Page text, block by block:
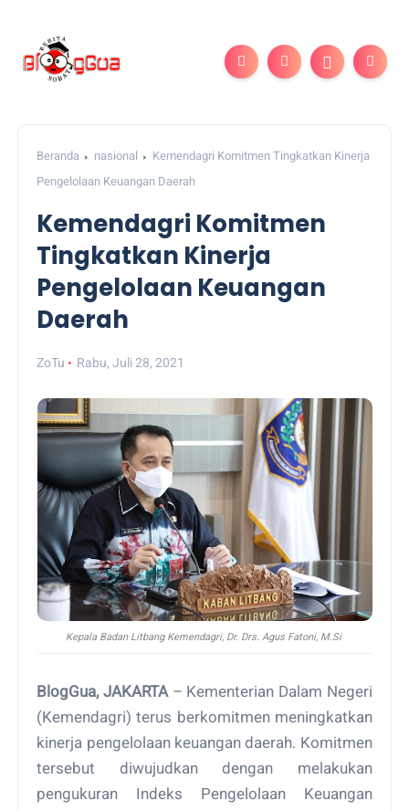
Beranda nasional
Kemendagri Komitmen Tingkatkan Kinerja
Pengelolaan Keuangan Daerah
Kemendagri Komitmen
Tingkatkan Kinerja
Pengelolaan Keuangan
Daerah
ZoTu Rabu, Juli 28, 2021
Kepala Badan Litbang Kemendagri, Dr. Drs. Agus Fatoni, M.Si
BlogGua, JAKARTA – Kementerian Dalam Negeri
(Kemendagri) terus berkomitmen meningkatkan
kinerja pengelolaan keuangan daerah. Komitmen
tersebut diwujudkan dengan melakukan
pengukuran Indeks Pengelolaan Keuangan